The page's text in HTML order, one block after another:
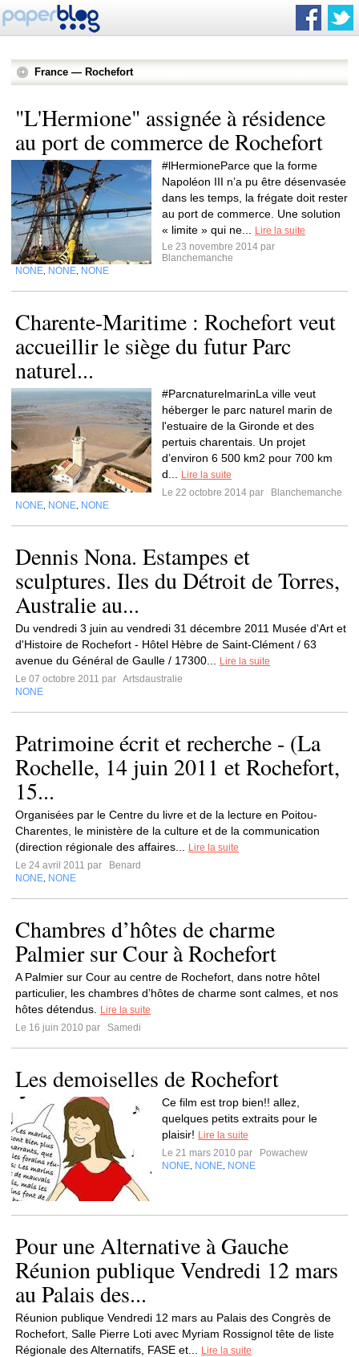
France — Rochefort
"L'Hermione" assignée à résidence
au port de commerce de Rochefort
#lHermioneParce que la forme
Napoléon III n’a pu être désenvasée
dans les temps, la frégate doit rester
au port de commerce. Une solution
« limite » qui ne...
Lire la suite
Le 23 novembre 2014 par
Blanchemanche
NONE NONE NONE
Charente-Maritime : Rochefort veut
accueillir le siège du futur Parc
naturel...
#ParcnaturelmarinLa ville veut
héberger le parc naturel marin de
l'estuaire de la Gironde et des
pertuis charentais. Un projet
d’environ 6 500 km2 pour 700 km
d...
Lire la suite
Le 22 octobre 2014 par
Blanchemanche
NONE NONE NONE
Dennis Nona. Estampes et
sculptures. Iles du Détroit de Torres,
Australie au...
Du vendredi 3 juin au vendredi 31 décembre 2011 Musée d'Art et
d'Histoire de Rochefort - Hôtel Hèbre de Saint-Clément / 63
avenue du Général de Gaulle / 17300...
Lire la suite
Le 07 octobre 2011 par Artsdaustralie
NONE
Patrimoine écrit et recherche - (La
Rochelle, 14 juin 2011 et Rochefort,
15...
Organisées par le Centre du livre et de la lecture en Poitou-
Charentes, le ministère de la culture et de la communication
(direction régionale des affaires...
Lire la suite
Le 24 avril 2011 par
Benard
NONE NONE
Chambres d’hôtes de charme
Palmier sur Cour à Rochefort
A Palmier sur Cour au centre de Rochefort, dans notre hôtel
particulier, les chambres d’hôtes de charme sont calmes, et nos
hôtes détendus.
Lire la suite
Le 16 juin 2010 par
Samedi
Les demoiselles de Rochefort
Ce film est trop bien!! allez,
quelques petits extraits pour le
plaisir! Lire la suite
Le 21 mars 2010 par
Powachew
NONE NONE NONE
Pour une Alternative à Gauche
Réunion publique Vendredi 12 mars
au Palais des...
Réunion publique Vendredi 12 mars au Palais des Congrès de
Rochefort, Salle Pierre Loti avec Myriam Rossignol tête de liste
Régionale des Alternatifs, FASE et...
Lire la suite